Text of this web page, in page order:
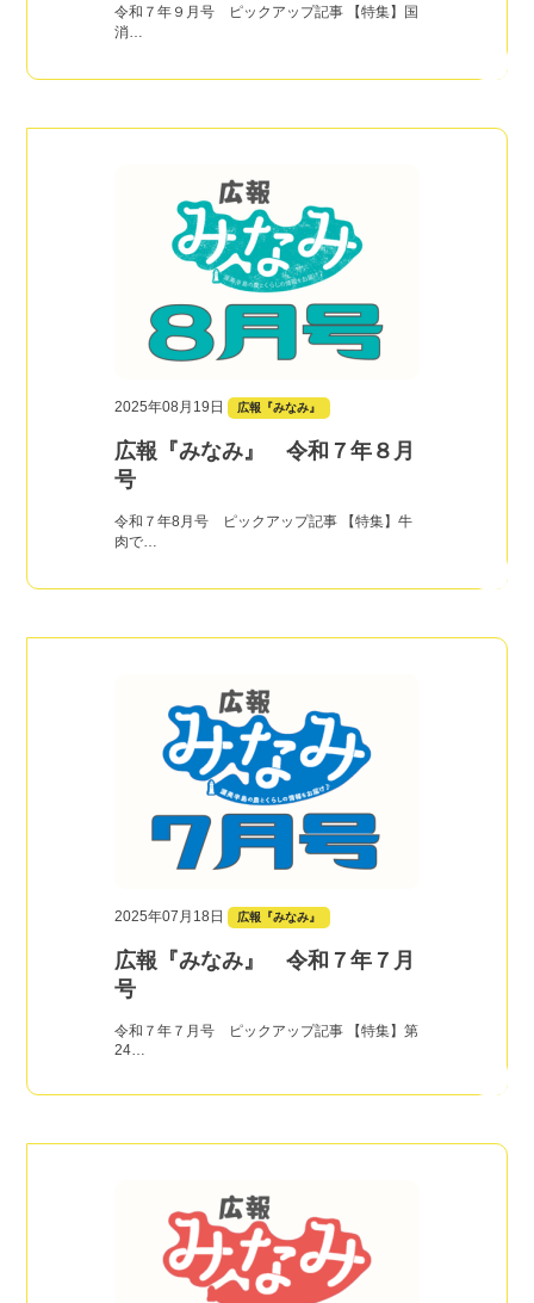
令和７年９月号 ピックアップ記事 【特集】国
消…
2025年08月19日 広報『みなみ』
広報『みなみ』 令和７年８月
号
令和７年8月号 ピックアップ記事 【特集】牛
肉で…
2025年07月18日 広報『みなみ』
広報『みなみ』 令和７年７月
号
令和７年７月号 ピックアップ記事 【特集】第
24…